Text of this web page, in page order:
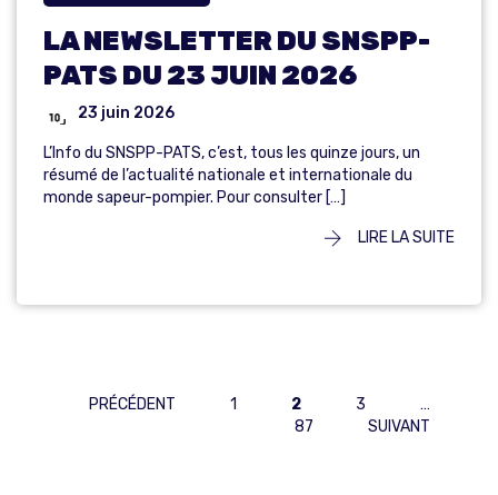
LA NEWSLETTER DU SNSPP-
PATS DU 23 JUIN 2026
23 juin 2026
L’Info du SNSPP-PATS, c’est, tous les quinze jours, un
résumé de l’actualité nationale et internationale du
monde sapeur-pompier. Pour consulter […]
LIRE LA SUITE
PAGINATION
PRÉCÉDENT 1 2 3
…
87
SUIVANT